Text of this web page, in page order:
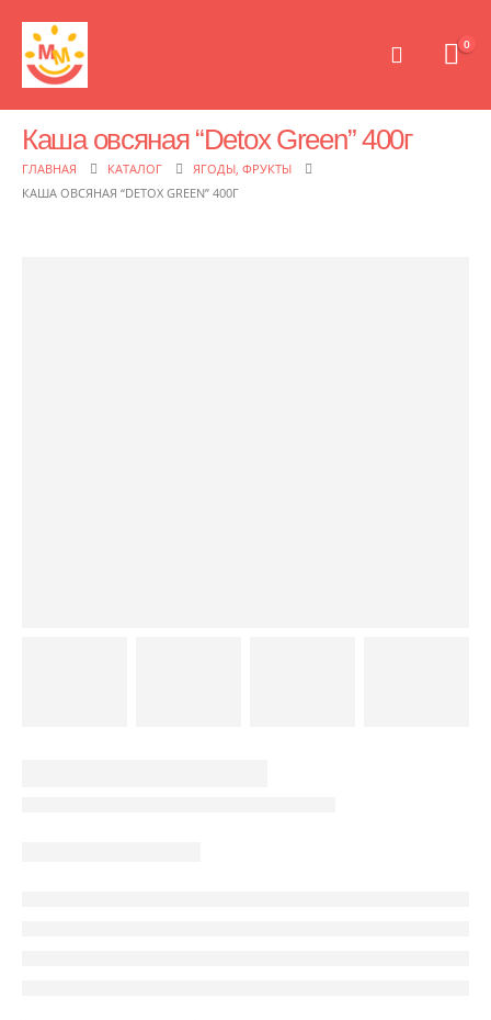
0
Каша овсяная “Detox Green” 400г
ГЛАВНАЯ КАТАЛОГ
ЯГОДЫ, ФРУКТЫ
КАША ОВСЯНАЯ “DETOX GREEN” 400Г